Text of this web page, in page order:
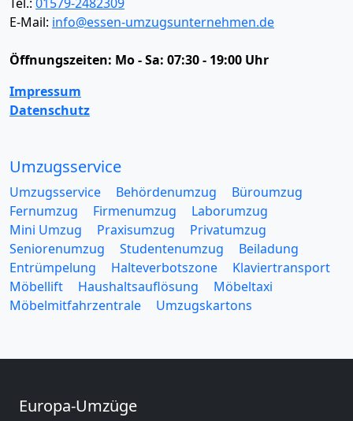
E-Mail: info@essen-umzugsunternehmen.de
Öffnungszeiten: Mo - Sa: 07:30 - 19:00 Uhr
Impressum
Datenschutz
Umzugsservice
Umzugsservice Behördenumzug
Büroumzug
Fernumzug
Firmenumzug
Laborumzug
Mini Umzug
Praxisumzug
Privatumzug
Seniorenumzug
Studentenumzug
Beiladung
Entrümpelung
Halteverbotszone
Klaviertransport
Möbellift
Haushaltsauflösung
Möbeltaxi
Möbelmitfahrzentrale
Umzugskartons
Europa-Umzüge